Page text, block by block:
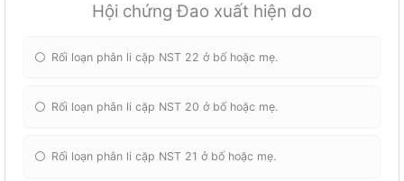
Hội chứng Đao xuất hiện do
Rối loạn phân li cặp NST 22 ở bố hoặc mẹ.
Rối loạn phân li cặp NST 20 ở bố hoặc mẹ.
Rối loạn phân li cặp NST 21 ở bố hoặc mẹ.